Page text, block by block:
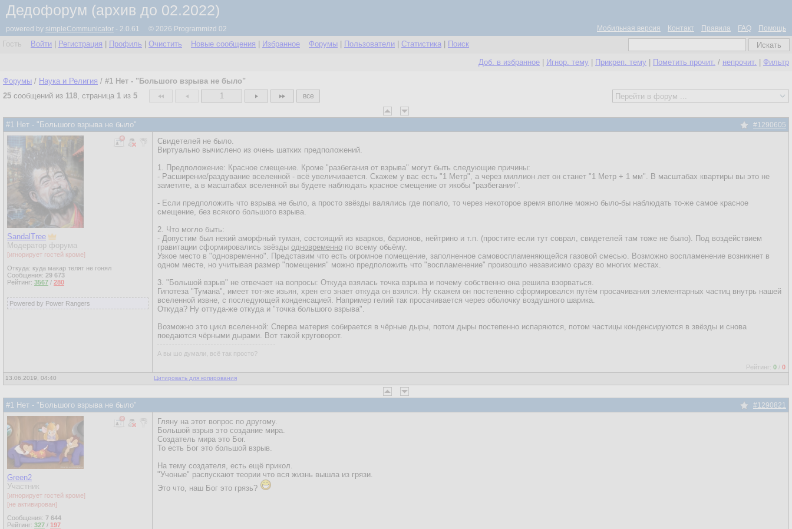
Дедофорум (архив до 02.2022)
powered by simpleCommunicator - 2.0.61 © 2026 Programmizd 02 Мобильная версия Контакт Правила FAQ Помощь
Гость Войти Регистрация Профиль Очистить Новые сообщения Избранное Форумы Пользователи Статистика Поиск
Доб. в избранное Игнор. тему Прикреп. тему Пометить прочит. / непрочит. Фильтр
Форумы / Наука и Религия / #1 Нет - "Большого взрыва не было"
25 сообщений из 118, страница 1 из 5 1 все
#1 Нет - "Большого взрыва не было" #1290605
SandalTree
Модератор форума
[игнорирует гостей кроме]
Откуда: куда макар телят не гонял
Сообщения: 29 673
Рейтинг: 3567 / 280
Powered by Power Rangers
Свидетелей не было.
Виртуально вычислено из очень шатких предположений.
1. Предположение: Красное смещение. Кроме "разбегания от взрыва" могут быть следующие причины:
- Расширение/раздувание вселенной - всё увеличивается. Скажем у вас есть "1 Метр", а через миллион лет он станет "1 Метр + 1 мм". В масштабах квартиры вы это не
заметите, а в масштабах вселенной вы будете наблюдать красное смещение от якобы "разбегания".
- Если предположить что взрыва не было, а просто звёзды валялись где попало, то через некоторое время вполне можно было-бы наблюдать то-же самое красное
смещение, без всякого большого взрыва.
2. Что могло быть:
- Допустим был некий аморфный туман, состоящий из кварков, барионов, нейтрино и т.п. (простите если тут соврал, свидетелей там тоже не было). Под воздействием
гравитации сформировались звёзды одновременно по всему обьёму.
Узкое место в "одновременно". Представим что есть огромное помещение, заполненное самовоспламеняющейся газовой смесью. Возможно воспламенение возникнет в
одном месте, но учитывая размер "помещения" можно предположить что "воспламенение" произошло независимо сразу во многих местах.
3. "Большой взрыв" не отвечает на вопросы: Откуда взялась точка взрыва и почему собственно она решила взорваться.
Гипотеза "Тумана", имеет тот-же изьян, хрен его знает откуда он взялся. Ну скажем он постепенно сформировался путём просачивания элементарных частиц внутрь нашей
вселенной извне, с последующей конденсацией. Например гелий так просачивается через оболочку воздушного шарика.
Откуда? Ну оттуда-же откуда и "точка большого взрыва".
Возможно это цикл вселенной: Сперва материя собирается в чёрные дыры, потом дыры постепенно испаряются, потом частицы конденсируются в звёзды и снова
поедаются чёрными дырами. Вот такой круговорот.
А вы шо думали, всё так просто?
Рейтинг: 0 / 0
13.06.2019, 04:40 Цитировать для копирования
#1 Нет - "Большого взрыва не было" #1290821
Green2
Участник
[игнорирует гостей кроме]
[не активирован]
Сообщения: 7 644
Рейтинг: 327 / 197
Гляну на этот вопрос по другому.
Большой взрыв это создание мира.
Создатель мира это Бог.
То есть Бог это большой взрыв.
На тему создателя, есть ещё прикол.
"Учоные" распускают теории что вся жизнь вышла из грязи.
Это что, наш Бог это грязь?